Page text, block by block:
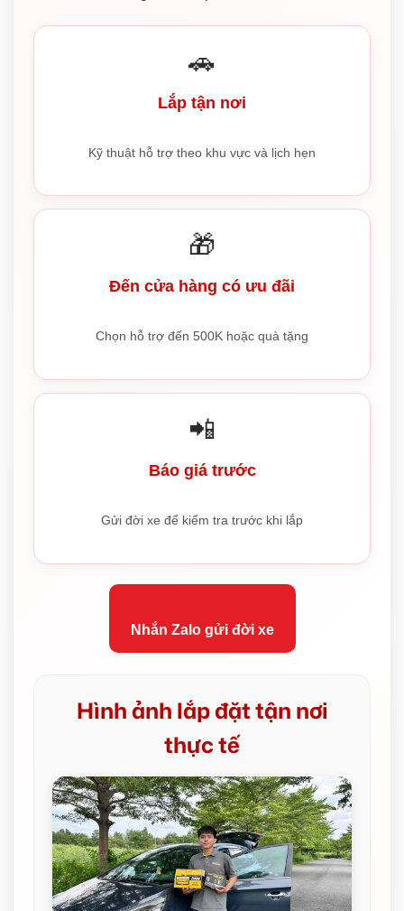
🚗
Lắp tận nơi
Kỹ thuật hỗ trợ theo khu vực và lịch hẹn
🎁
Đến cửa hàng có ưu đãi
Chọn hỗ trợ đến 500K hoặc quà tặng
📲
Báo giá trước
Gửi đời xe để kiểm tra trước khi lắp
Nhắn Zalo gửi đời xe
Hình ảnh lắp đặt tận nơi
thực tế